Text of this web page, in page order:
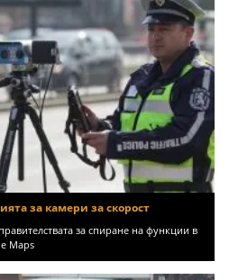
за камери за скорост
за спиране на функции в
Maps